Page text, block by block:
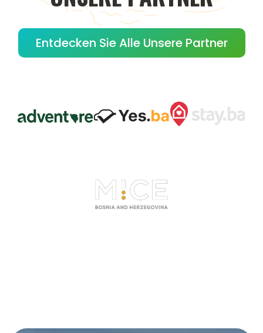
Entdecken Sie Alle Unsere Partner